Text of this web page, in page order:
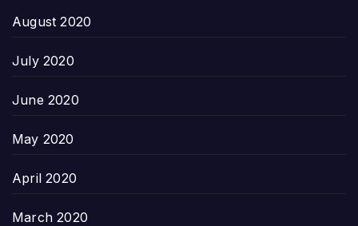
August 2020
July 2020
June 2020
May 2020
April 2020
March 2020